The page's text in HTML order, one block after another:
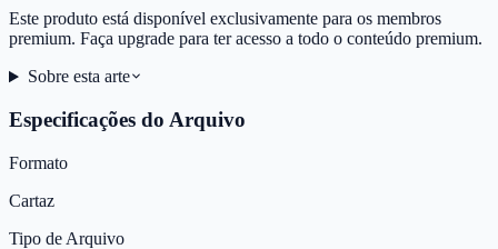
Este produto está disponível exclusivamente para os membros
premium. Faça upgrade para ter acesso a todo o conteúdo premium.
Sobre esta arte
Especificações do Arquivo
Formato
Cartaz
Tipo de Arquivo